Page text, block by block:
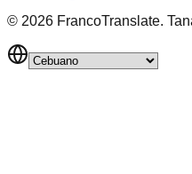
© 2026 FrancoTranslate.